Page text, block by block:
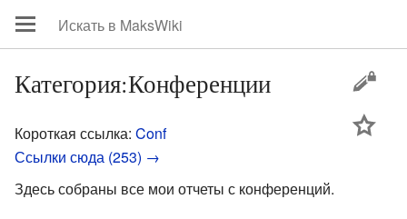
Категория:Конференции
Короткая ссылка: Conf
Ссылки сюда (253) →
Здесь собраны все мои отчеты с конференций.